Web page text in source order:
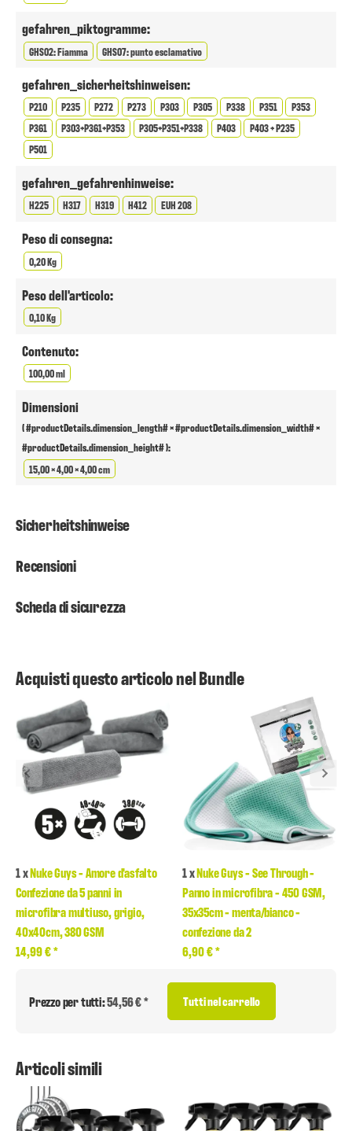
gefahren_piktogramme:
GHS02: Fiamma GHS07: punto esclamativo
gefahren_sicherheitshinweisen:
P210 P235 P272 P273 P303 P305 P338 P351
P353
P361
P303+P361+P353 P305+P351+P338 P403
P403 + P235
P501
gefahren_gefahrenhinweise:
H225 H317 H319 H412 EUH 208
Peso di consegna:
0,20 Kg
Peso dell'articolo:
0,10 Kg
Contenuto:
100,00 ml
Dimensioni
( #productDetails.dimension_length# × #productDetails.dimension_width# ×
#productDetails.dimension_height# ):
15,00 × 4,00 × 4,00 cm
Sicherheitshinweise
Recensioni
Scheda di sicurezza
Acquisti questo articolo nel Bundle
1xNuke Guys - Amore d'asfalto
Confezione da 5 panni in
microfibra multiuso, grigio,
40x40cm, 380 GSM
14,99 €*
1xNuke Guys - See Through -
Panno in microfibra - 450 GSM,
35x35cm - menta/bianco -
confezione da 2
6,90 €*
Prezzo per tutti:54,56 € * Tutti nel carrello
Articoli simili